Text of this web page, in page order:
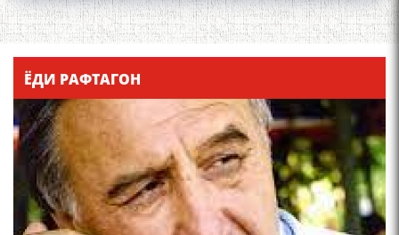
Қадамҷо - Лоҳутӣ
ЁДИ РАФТАГОН